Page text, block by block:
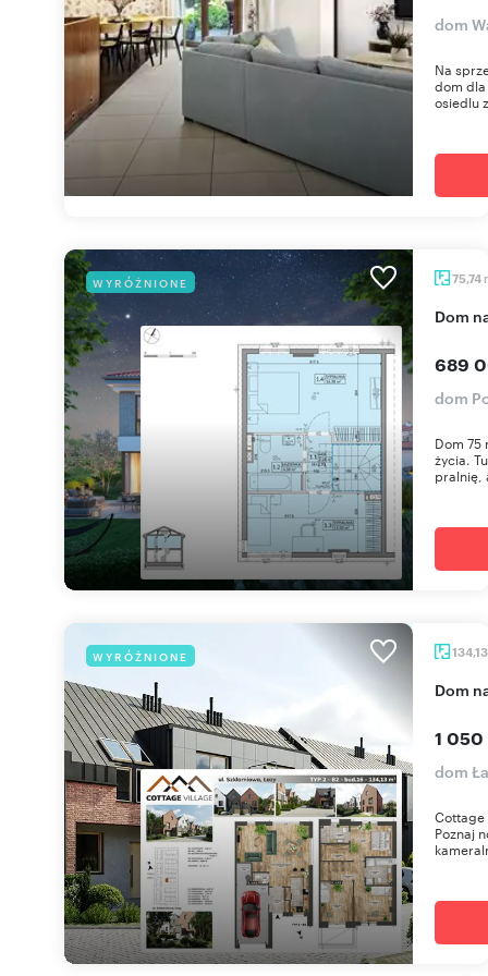
dom
Na
dom
osiedlu
WYRÓŻNIONE 75,74
dom
689
dom
Dom 75
życia.
pralnię,
WYRÓŻNIONE
dom
1 050
dom
Cottage
Poznaj